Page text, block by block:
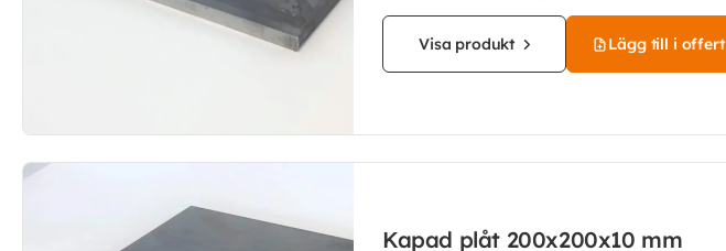
Visa produkt Lägg till i offert
Kapad plåt 200x200x10 mm